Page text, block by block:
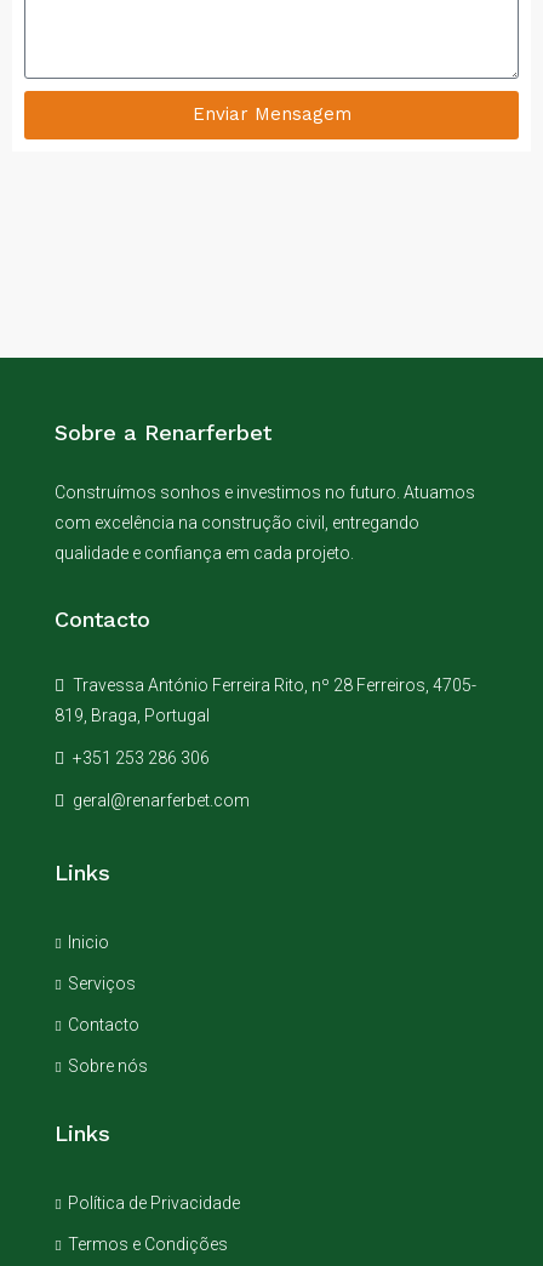
Enviar Mensagem
Sobre a Renarferbet
Construímos sonhos e investimos no futuro. Atuamos
com excelência na construção civil, entregando
qualidade e confiança em cada projeto.
Contacto
Travessa António Ferreira Rito, nº 28 Ferreiros, 4705-
819, Braga, Portugal
+351 253 286 306
geral@renarferbet.com
Links
Inicio
Serviços
Contacto
Sobre nós
Links
Política de Privacidade
Termos e Condições